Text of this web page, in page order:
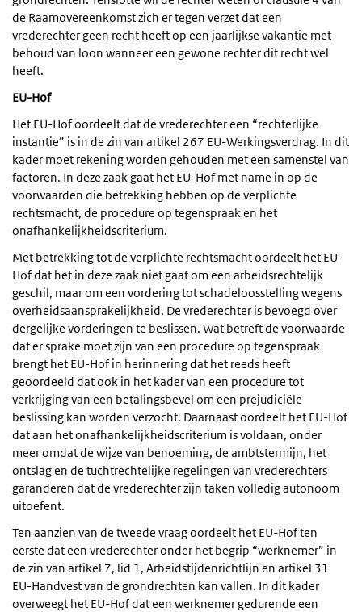
de Raamovereenkomst zich er tegen verzet dat een
vrederechter geen recht heeft op een jaarlijkse vakantie met
behoud van loon wanneer een gewone rechter dit recht wel
heeft.
EU-Hof
Het EU-Hof oordeelt dat de vrederechter een “rechterlijke
instantie” is in de zin van artikel 267 EU-Werkingsverdrag. In dit
kader moet rekening worden gehouden met een samenstel van
factoren. In deze zaak gaat het EU-Hof met name in op de
voorwaarden die betrekking hebben op de verplichte
rechtsmacht, de procedure op tegenspraak en het
onafhankelijkheidscriterium.
Met betrekking tot de verplichte rechtsmacht oordeelt het EU-
Hof dat het in deze zaak niet gaat om een arbeidsrechtelijk
geschil, maar om een vordering tot schadeloosstelling wegens
overheidsaansprakelijkheid. De vrederechter is bevoegd over
dergelijke vorderingen te beslissen. Wat betreft de voorwaarde
dat er sprake moet zijn van een procedure op tegenspraak
brengt het EU-Hof in herinnering dat het reeds heeft
geoordeeld dat ook in het kader van een procedure tot
verkrijging van een betalingsbevel om een prejudiciële
beslissing kan worden verzocht. Daarnaast oordeelt het EU-Hof
dat aan het onafhankelijkheidscriterium is voldaan, onder
meer omdat de wijze van benoeming, de ambtstermijn, het
ontslag en de tuchtrechtelijke regelingen van vrederechters
garanderen dat de vrederechter zijn taken volledig autonoom
uitoefent.
Ten aanzien van de tweede vraag oordeelt het EU-Hof ten
eerste dat een vrederechter onder het begrip “werknemer” in
de zin van artikel 7, lid 1, Arbeidstijdenrichtlijn en artikel 31
EU-Handvest van de grondrechten kan vallen. In dit kader
overweegt het EU-Hof dat een werknemer gedurende een